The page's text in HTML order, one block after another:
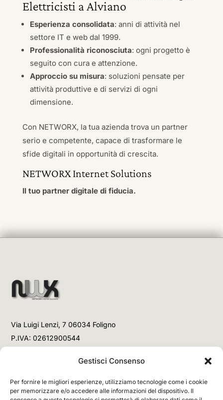
Gestisci Consenso
Per fornire le migliori esperienze, utilizziamo tecnologie come i cookie
per memorizzare e/o accedere alle informazioni del dispositivo. Il
Elettricisti a Alviano
Esperienza consolidata: anni di attività nel
settore IT e web dal 1999.
Professionalità riconosciuta: ogni progetto è
seguito con cura e attenzione.
Approccio su misura: soluzioni pensate per
attività produttive e di servizi di ogni
dimensione.
Con NETWORX, la tua azienda trova un partner
serio e competente, capace di trasformare le
sfide digitali in opportunità di crescita.
NETWORX Internet Solutions
Il tuo partner digitale di fiducia.
Via Luigi Lenzi, 7 06034 Foligno
P.IVA: 02612900544
+39 3477853708 (Chiamata)